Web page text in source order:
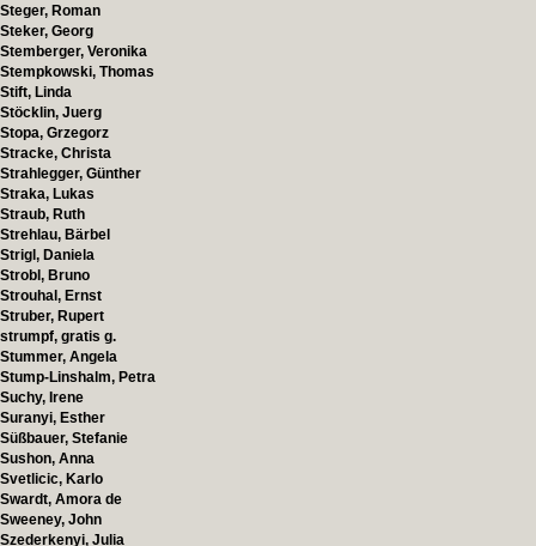
Steger, Roman
Steker, Georg
Stemberger, Veronika
Stempkowski, Thomas
Stift, Linda
Stöcklin, Juerg
Stopa, Grzegorz
Stracke, Christa
Strahlegger, Günther
Straka, Lukas
Straub, Ruth
Strehlau, Bärbel
Strigl, Daniela
Strobl, Bruno
Strouhal, Ernst
Struber, Rupert
strumpf, gratis g.
Stummer, Angela
Stump-Linshalm, Petra
Suchy, Irene
Suranyi, Esther
Süßbauer, Stefanie
Sushon, Anna
Svetlicic, Karlo
Swardt, Amora de
Sweeney, John
Szederkenyi, Julia